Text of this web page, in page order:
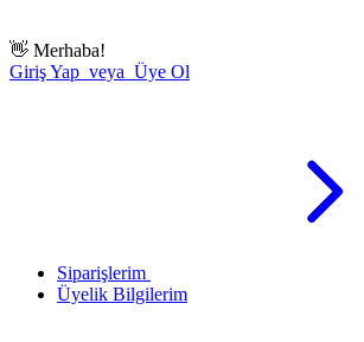
👋 Merhaba!
Giriş Yap veya Üye Ol
Siparişlerim
Üyelik Bilgilerim